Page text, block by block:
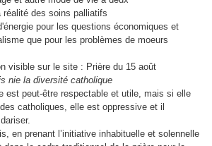
réalité des soins palliatifs
pour les questions économiques et
que pour les problèmes de moeurs
visible sur le site : Prière du 15 août
nie la diversité catholique
est peut-être respectable et utile, mais si elle
catholiques, elle est oppressive et il
en prenant l’initiative inhabituelle et solennelle